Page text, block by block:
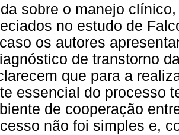
sobre o manejo
no estudo de
os autores
de transtorno
que para a
essencial do processo
de cooperação
não foi simples e,